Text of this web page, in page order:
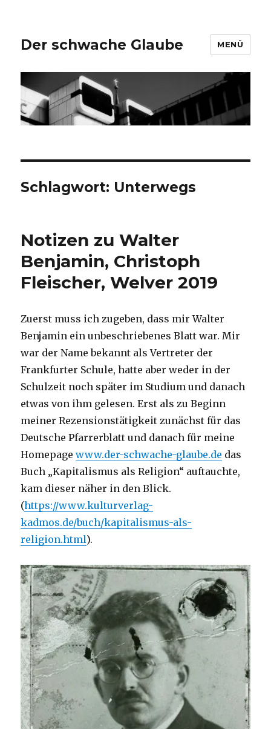
Der schwache Glaube MENÜ
Schlagwort: Unterwegs
Notizen zu Walter
Benjamin, Christoph
Fleischer, Welver 2019
Zuerst muss ich zugeben, dass mir Walter
Benjamin ein unbeschriebenes Blatt war. Mir
war der Name bekannt als Vertreter der
Frankfurter Schule, hatte aber weder in der
Schulzeit noch später im Studium und danach
etwas von ihm gelesen. Erst als zu Beginn
meiner Rezensionstätigkeit zunächst für das
Deutsche Pfarrerblatt und danach für meine
Homepagewww.der-schwache-glaube.de das
Buch „Kapitalismus als Religion“ auftauchte,
kam dieser näher in den Blick.
(https://www.kulturverlag-
kadmos.de/buch/kapitalismus-als-
religion.html).